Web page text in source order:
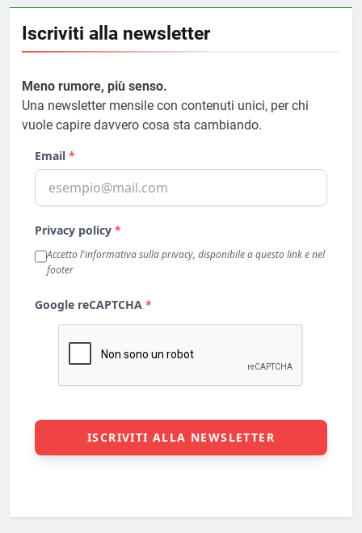
Iscriviti alla newsletter
Meno rumore, più senso.
Una newsletter mensile con contenuti unici, per chi
vuole capire davvero cosa sta cambiando.